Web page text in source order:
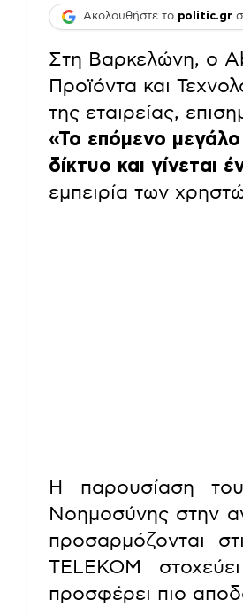
Ακολουθήστε το politic.gr
Στη Βαρκελώνη, ο
Προϊόντα και
της εταιρείας,
«Το επόμενο
δίκτυο και γίνεται
εμπειρία των
Η παρουσίαση
Νοημοσύνης στην
προσαρμόζονται
TELEKOM
προσφέρει πιο